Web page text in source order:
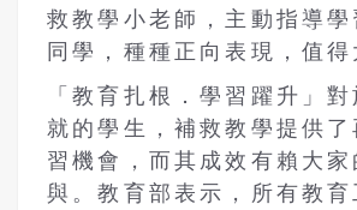
救教學小老師，主動指導學
同學，種種正向表現，值得
「教育扎根．學習躍升」
就的學生，補救教學提供了
習機會，而其成效有賴大家
與。教育部表示，所有教育